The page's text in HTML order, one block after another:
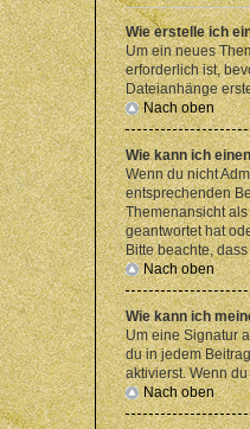
Wie erstelle ich
Um ein neues
erforderlich ist,
Dateianhänge
Nach oben
Wie kann ich
Wenn du nicht
entsprechenden
Themenansicht
geantwortet hat
Bitte beachte,
Nach oben
Wie kann ich
Um eine Signatur
du in jedem
aktivierst. Wenn
Nach oben